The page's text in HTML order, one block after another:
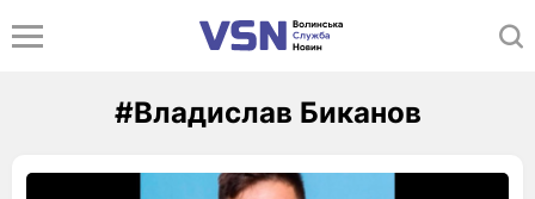
#Владислав Биканов